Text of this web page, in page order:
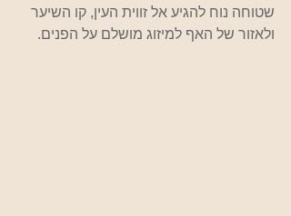
שטוחה נוח להגיע אל זווית העין, קו השיער
ולאזור של האף למיזוג מושלם על הפנים.